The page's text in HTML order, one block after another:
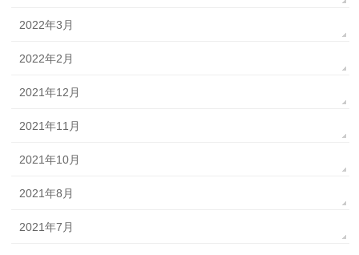
2022年3月
2022年2月
2021年12月
2021年11月
2021年10月
2021年8月
2021年7月